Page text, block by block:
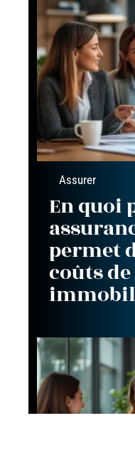
Assurer
En quoi
permet
coûts